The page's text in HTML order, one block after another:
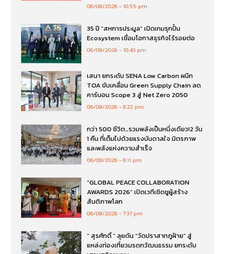
06/08/2026 10:55 pm
35 ปี “สหการประมูล” เปิดเกมรุกปั้น
Ecosystem เชื่อมโอกาสธุรกิจไร้รอยต่อ
06/08/2026 10:43 pm
เสนา ยกระดับ SENA Low Carbon ผนึก
TOA ขับเคลื่อน Green Supply Chain ลด
คาร์บอน Scope 3 สู่ Net Zero 2050
06/08/2026 8:22 pm
กว่า 500 ชีวิต…รวมพลังเป็นหนึ่งเดียว!2 วัน
1 คืน ที่เต็มไปด้วยแรงบันดาลใจ มิตรภาพ
และพลังแห่งความสำเร็จ
06/08/2026 8:11 pm
“GLOBAL PEACE COLLABORATION
AWARDS 2026” เปิดเวทีเชิดชูผู้สร้าง
สันติภาพโลก
06/08/2026 7:37 pm
“ สุรศักดิ์ ” ลุยดัน “วัดปราสาทภูฝ้าย” สู่
แหล่งท่องเที่ยวมรดกวัฒนธรรม ยกระดับ